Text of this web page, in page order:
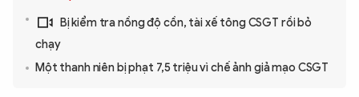
Bị kiểm tra nồng độ cồn, tài xế tông CSGT rồi bỏ
chạy
Một thanh niên bị phạt 7,5 triệu vì chế ảnh giả mạo CSGT